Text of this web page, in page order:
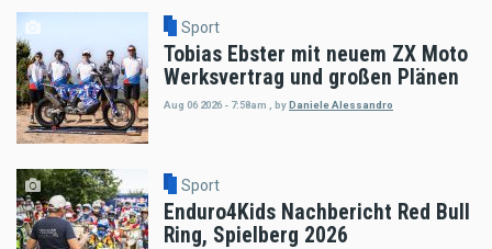
Sport
Tobias Ebster mit neuem ZX Moto
Werksvertrag und großen Plänen
Aug 06 2026 - 7:58am byDaniele Alessandro
Sport
Enduro4Kids Nachbericht Red Bull
Ring, Spielberg 2026